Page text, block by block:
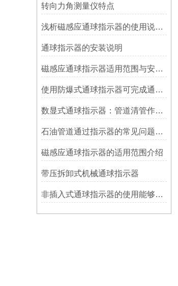
转向力角测量仪特点
浅析磁感应通球指示器的使用说明及特点
​通球指示器的安装说明
磁感应通球指示器适用范围与安装方法
使用防爆式通球指示器可完成通球指示功能
数显式通球指示器：管道清管作业的智能监测关键设备
石油管道通过指示器的常见问题及解决方式
磁感应通球指示器的适用范围介绍
带压拆卸式机械通球指示器
非插入式通球指示器的使用能够满足各类管道的要求